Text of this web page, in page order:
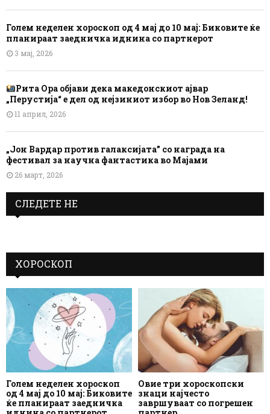
Голем неделен хороскоп од 4 мај до 10 мај: Биковите ќе
планираат заедничка иднина со партнерот
3 мај, 2026
Рита Ора објави дека македонскиот ајвар
„Перустија“ е дел од нејзиниот избор во Нов Зеланд!
11 април, 2026
„Јон Вардар против галаксијата” со награда на
фестивал за научна фантастика во Мајами
26 март, 2026
СЛЕДЕТЕ НЕ
ХОРОСКОП
Голем неделен хороскоп
од 4 мај до 10 мај: Биковите
ќе планираат заедничка
Овие три хороскопски
знаци најчесто
завршуваат со погрешен